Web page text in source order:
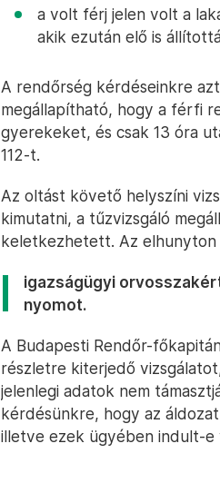
a volt férj jelen volt a
akik ezután elő is
A rendőrség kérdéseinkre
megállapítható, hogy a férfi
gyerekeket, és csak 13 óra
112-t.
Az oltást követő helyszíni
kimutatni, a tűzvizsgáló
keletkezhetett. Az
igazságügyi
nyomot.
A Budapesti Rendőr-
részletre kiterjedő
jelenlegi adatok nem
kérdésünkre, hogy az
illetve ezek ügyében indult-e